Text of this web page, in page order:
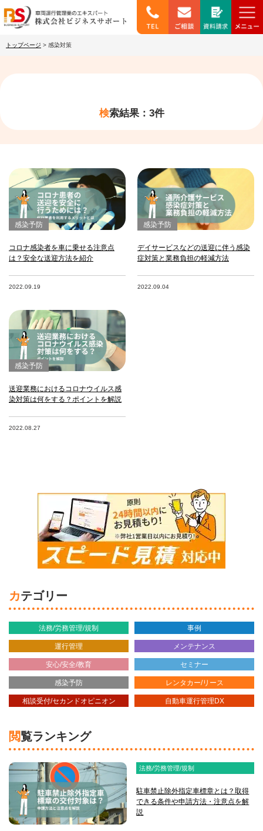
トップページ > 感染対策
検索結果：3件
感染予防
コロナ感染者を車に乗せる注意点
は？安全な送迎方法を紹介
2022.09.19
感染予防
デイサービスなどの送迎に伴う感染
症対策と業務負担の軽減方法
2022.09.04
感染予防
送迎業務におけるコロナウイルス感
染対策は何をする？ポイントを解説
2022.08.27
カテゴリー
法務/労務管理/規制 事例
運行管理 メンテナンス
安心/安全/教育 セミナー
感染予防 レンタカー/リース
相談受付/セカンドオピニオン 自動車運行管理DX
閲覧ランキング
法務/労務管理/規制
駐車禁止除外指定車標章とは？取得
できる条件や申請方法・注意点を解
説